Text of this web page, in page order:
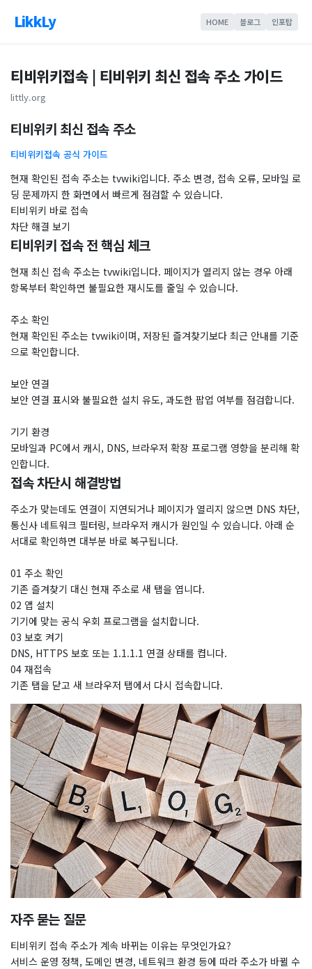
LikkLy HOME 블로그 인포탑
티비위키접속 | 티비위키 최신 접속 주소 가이드
littly.org
티비위키 최신 접속 주소
티비위키접속 공식 가이드
현재 확인된 접속 주소는 tvwiki입니다. 주소 변경, 접속 오류, 모바일 로
딩 문제까지 한 화면에서 빠르게 점검할 수 있습니다.
티비위키 바로 접속
차단 해결 보기
티비위키 접속 전 핵심 체크
현재 최신 접속 주소는 tvwiki입니다. 페이지가 열리지 않는 경우 아래
항목부터 확인하면 불필요한 재시도를 줄일 수 있습니다.
주소 확인
현재 확인된 주소는 tvwiki이며, 저장된 즐겨찾기보다 최근 안내를 기준
으로 확인합니다.
보안 연결
보안 연결 표시와 불필요한 설치 유도, 과도한 팝업 여부를 점검합니다.
기기 환경
모바일과 PC에서 캐시, DNS, 브라우저 확장 프로그램 영향을 분리해 확
인합니다.
접속 차단시 해결방법
주소가 맞는데도 연결이 지연되거나 페이지가 열리지 않으면 DNS 차단,
통신사 네트워크 필터링, 브라우저 캐시가 원인일 수 있습니다. 아래 순
서대로 확인하면 대부분 바로 복구됩니다.
01 주소 확인
기존 즐겨찾기 대신 현재 주소로 새 탭을 엽니다.
02 앱 설치
기기에 맞는 공식 우회 프로그램을 설치합니다.
03 보호 켜기
DNS, HTTPS 보호 또는 1.1.1.1 연결 상태를 켭니다.
04 재접속
기존 탭을 닫고 새 브라우저 탭에서 다시 접속합니다.
자주 묻는 질문
티비위키 접속 주소가 계속 바뀌는 이유는 무엇인가요?
서비스 운영 정책, 도메인 변경, 네트워크 환경 등에 따라 주소가 바뀔 수